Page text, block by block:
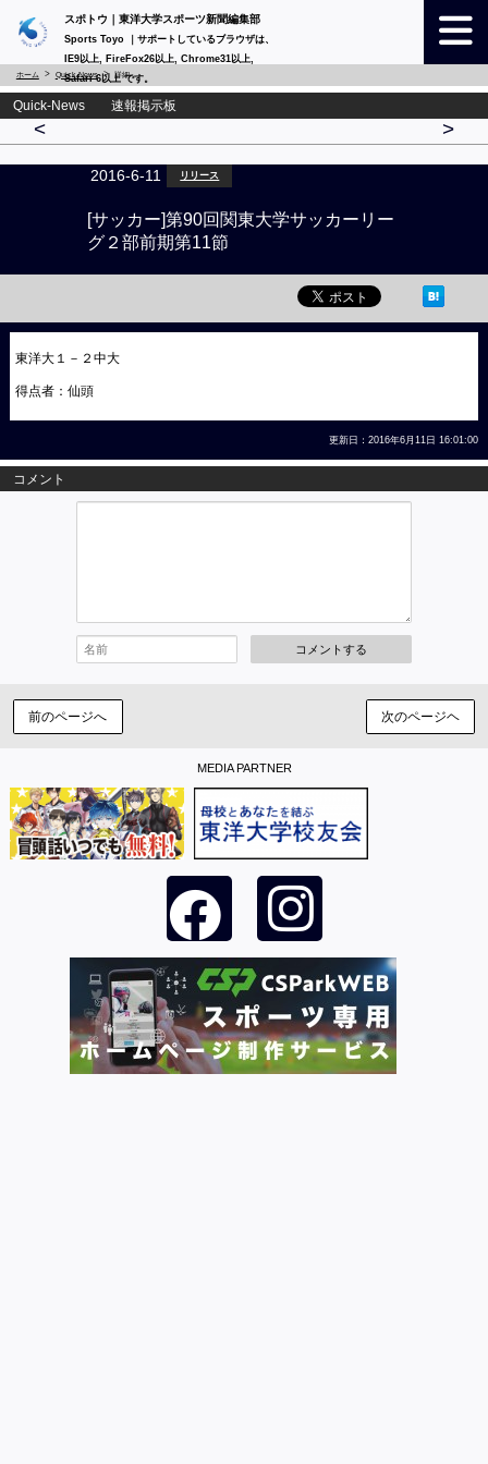
スポトウ｜東洋大学スポーツ新聞編集部
Sports Toyo ｜サポートしているブラウザは、
IE9以上, FireFox26以上, Chrome31以上,
Safari 6以上 です。
ホーム Quick-News 詳細
Quick-News 速報掲示板
< >
2016-6-11 リリース
[サッカー]第90回関東大学サッカーリー
グ２部前期第11節
東洋大１－２中大
得点者：仙頭
更新日：2016年6月11日 16:01:00
コメント
コメントする
前のページへ 次のページヘ
MEDIA PARTNER